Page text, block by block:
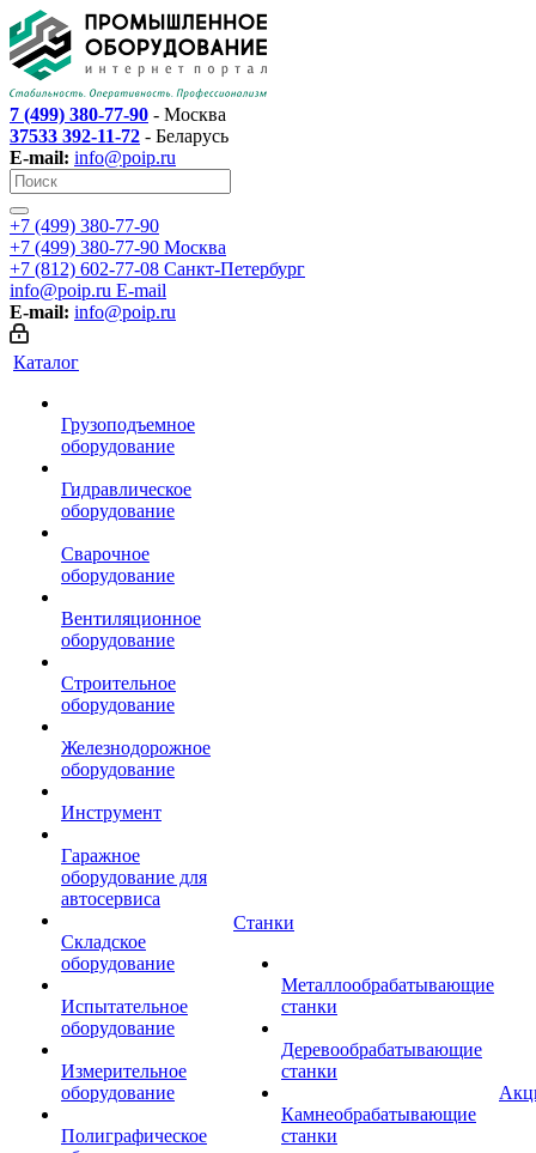
7 (499) 380-77-90 - Москва
37533 392-11-72 - Беларусь
E-mail: info@poip.ru
+7 (499) 380-77-90
+7 (499) 380-77-90 Москва
+7 (812) 602-77-08 Санкт-Петербург
info@poip.ru E-mail
E-mail: info@poip.ru
Каталог
Грузоподъемное
оборудование
Гидравлическое
оборудование
Сварочное
оборудование
Вентиляционное
оборудование
Строительное
оборудование
Железнодорожное
оборудование
Инструмент
Гаражное
оборудование для
автосервиса
Складское
оборудование
Испытательное
оборудование
Измерительное
оборудование
Полиграфическое
Станки
Металлообрабатывающие
станки
Деревообрабатывающие
станки
Камнеобрабатывающие
станки